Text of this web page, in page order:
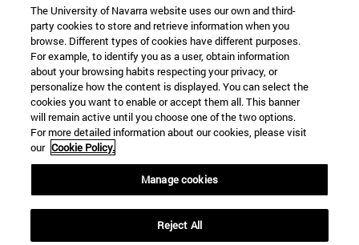
The University of Navarra website uses our own and third-
party cookies to store and retrieve information when you
browse. Different types of cookies have different purposes.
For example, to identify you as a user, obtain information
about your browsing habits respecting your privacy, or
personalize how the content is displayed. You can select the
cookies you want to enable or accept them all. This banner
will remain active until you choose one of the two options.
For more detailed information about our cookies, please visit
our Cookie Policy.
Manage cookies
Reject All